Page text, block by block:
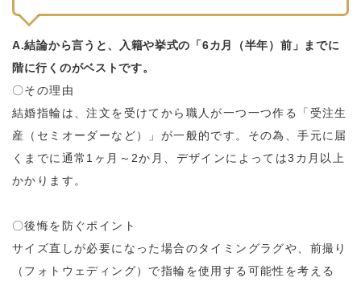
A.結論から言うと、入籍や挙式の「6カ月（半年）前」までに
階に行くのがベストです。
〇その理由
結婚指輪は、注文を受けてから職人が一つ一つ作る「受注生
産（セミオーダーなど）」が一般的です。その為、手元に届
くまでに通常1ヶ月～2か月、デザインによっては3カ月以上
かかります。
〇後悔を防ぐポイント
サイズ直しが必要になった場合のタイミングラグや、前撮り
（フォトウェディング）で指輪を使用する可能性を考える